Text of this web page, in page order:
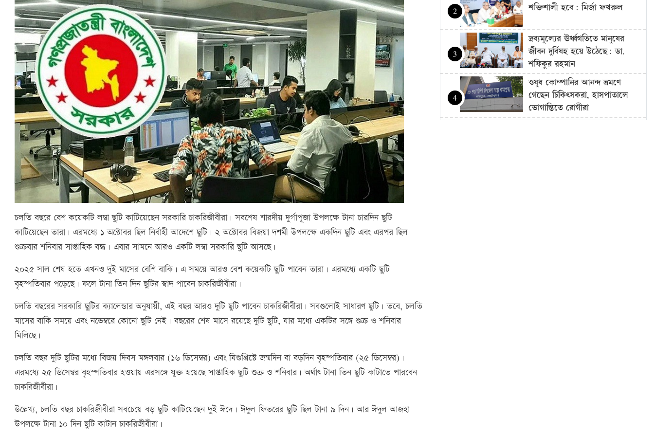
চলতি বছরে বেশ কয়েকটি লম্বা ছুটি কাটিয়েছেন সরকারি চাকরিজীবীরা। সবশেষ শারদীয় দুর্গাপূজা উপলক্ষে টানা চারদিন ছুটি
কাটিয়েছেন তারা। এরমধ্যে ১ অক্টোবর ছিল নির্বাহী আদেশে ছুটি। ২ অক্টোবর বিজয়া দশমী উপলক্ষে একদিন ছুটি এবং এরপর ছিল
শুক্রবার শনিবার সাপ্তাহিক বন্ধ। এবার সামনে আরও একটি লম্বা সরকারি ছুটি আসছে।
২০২৫ সাল শেষ হতে এখনও দুই মাসের বেশি বাকি। এ সময়ে আরও বেশ কয়েকটি ছুটি পাবেন তারা। এরমধ্যে একটি ছুটি
বৃহস্পতিবার পড়েছে। ফলে টানা তিন দিন ছুটির স্বাদ পাবেন চাকরিজীবীরা।
চলতি বছরের সরকারি ছুটির ক্যালেন্ডার অনুযায়ী, এই বছর আরও দুটি ছুটি পাবেন চাকরিজীবীরা। সবগুলোই সাধারণ ছুটি। তবে, চলতি
মাসের বাকি সময়ে এবং নভেম্বরে কোনো ছুটি নেই। বছরের শেষ মাসে রয়েছে দুটি ছুটি, যার মধ্যে একটির সঙ্গে শুক্র ও শনিবার
মিলিছে।
চলতি বছর দুটি ‍ছুটির মধ্যে বিজয় দিবস মঙ্গলবার (১৬ ডিসেম্বর) এবং যিশুখ্রিস্টে জন্মদিন বা বড়দিন বৃহস্পতিবার (২৫ ডিসেম্বর)।
এরমধ্যে ২৫ ডিসেম্বর বৃহস্পতিবার হওয়ায় এরসঙ্গে যুক্ত হয়েছে সাপ্তাহিক ছুটি শুক্র ও শনিবার। অর্থাৎ টানা তিন ছুটি কাটাতে পারবেন
চাকরিজীবীরা।
উল্লেখ্য, চলতি বছর চাকরিজীবীরা সবচেয়ে বড় ছুটি কাটিয়েছেন দুই ঈদে। ঈদুল ফিতরের ছুটি ছিল টানা ৯ দিন। আর ঈদুল আজহা
উপলক্ষে টানা ১০ দিন ছুটি কাটান চাকরিজীবীরা।
2
শক্তিশালী হবে: মির্জা ফখরুল
3
দ্রব্যমূল্যের ঊর্ধ্বগতিতে মানুষের
জীবন দুর্বিষহ হয়ে উঠেছে: ডা.
শফিকুর রহমান
4
ওষুধ কোম্পানির আনন্দ ভ্রমণে
গেছেন চিকিৎসকরা, হাসপাতালে
ভোগান্তিতে রোগীরা